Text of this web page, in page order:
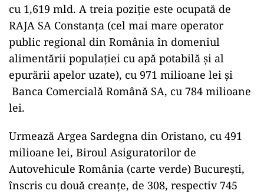
cu 1,619 mld. A treia poziție este ocupată de
RAJA SA Constanța (cel mai mare operator
public regional din România în domeniul
alimentării populaţiei cu apă potabilă și al
epurării apelor uzate), cu 971 milioane lei și
Banca Comercială Română SA, cu 784 milioane
lei.
Urmează Argea Sardegna din Oristano, cu 491
milioane lei, Biroul Asiguratorilor de
Autovehicule România (carte verde) București,
înscris cu două creanțe, de 308, respectiv 745